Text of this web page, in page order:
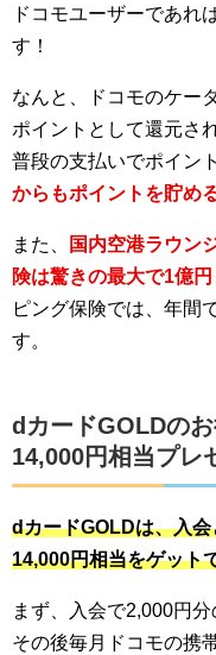
ドコモユーザーであれ
す！
なんと、ドコモのケー
ポイントとして還元さ
普段の支払いでポイン
からもポイントを貯め
また、 国内空港ラウン
険は驚きの最大で1億
ピング保険では、年間
す。
dカードGOLDの
14,000円相当プレ
dカードGOLDは、入
14,000円相当をゲット
まず、入会で2,000円
その後毎月ドコモの携